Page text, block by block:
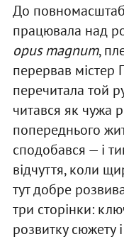
До
працювала над
opus magnum,
перервав містер
перечитала той
читався як чужа
попереднього
сподобався — і
відчуття, коли
тут добре
три сторінки:
розвитку сюжету